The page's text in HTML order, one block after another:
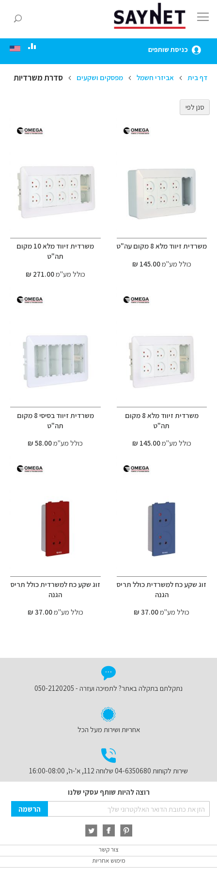
to
Content
כניסת שותפים
דף בית אביזרי חשמל מפסקים ושקעים סדרת משרדיות
משרדית זיווד מלא 8 מקום עה"ט
כולל מע"מ145.00 ₪
משרדית זיווד מלא 10 מקום
תה"ט
כולל מע"מ271.00 ₪
משרדית זיווד מלא 8 מקום
תה"ט
כולל מע"מ145.00 ₪
משרדית זיווד בסיסי 8 מקום
תה"ט
כולל מע"מ58.00 ₪
זוג שקע כח למשרדית כולל תריס
הגנה
כולל מע"מ37.00 ₪
זוג שקע כח למשרדית כולל תריס
הגנה
כולל מע"מ37.00 ₪
סנן לפי
נתקלתם בתקלה באתר? לתמיכה ועזרה - 050-2120205
אחריות ושירות מעל הכל
שירות לקוחות 04-6350680 שלוחה 112, א'-ה', 16:00-08:00
רוצה להיות שותף עסקי שלנו
Sign
Up
Newsletter:
הרשמה
צור קשר
מימוש אחריות